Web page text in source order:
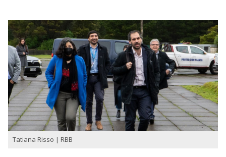
Tatiana Risso | RBB